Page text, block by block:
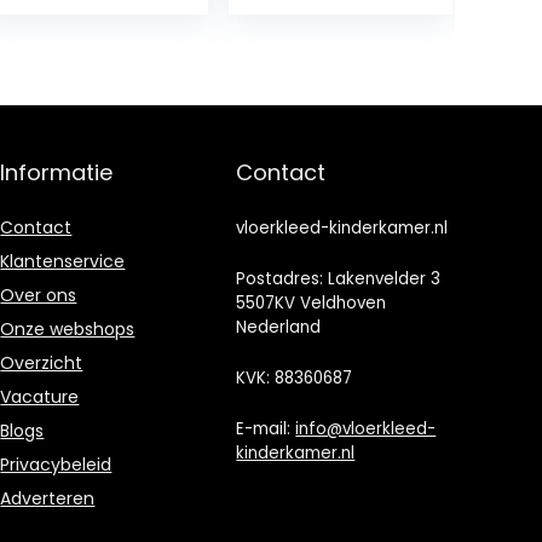
Slaapkamer Mat
Informatie
Contact
Klantenservice
Over ons
Onze webshops
Overzicht
Vacature
Blogs
Privacybeleid
Adverteren
Contact
vloerkleed-kinderkamer.nl
Postadres: Lakenvelder 3
5507KV Veldhoven
Nederland
KVK: 88360687
E-mail:info@vloerkleed-
kinderkamer.nl